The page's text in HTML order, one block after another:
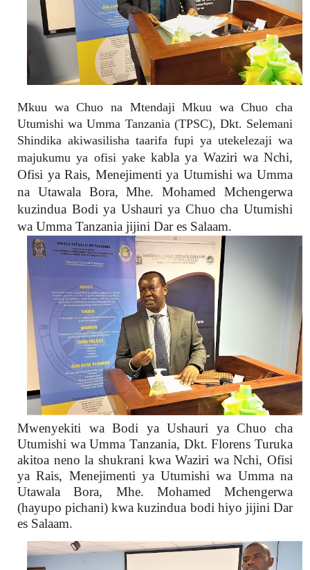
Mkuu wa Chuo na Mtendaji Mkuu wa Chuo cha
Utumishi wa Umma Tanzania (TPSC), Dkt. Selemani
Shindika akiwasilisha taarifa fupi ya utekelezaji wa
majukumu ya ofisi yake kabla ya Waziri wa Nchi,
Ofisi ya Rais, Menejimenti ya Utumishi wa Umma
na Utawala Bora, Mhe. Mohamed Mchengerwa
kuzindua Bodi ya Ushauri ya Chuo cha Utumishi
wa Umma Tanzania jijini Dar es Salaam.
Mwenyekiti wa Bodi ya Ushauri ya Chuo cha
Utumishi wa Umma Tanzania, Dkt. Florens Turuka
akitoa neno la shukrani kwa Waziri wa Nchi, Ofisi
ya Rais, Menejimenti ya Utumishi wa Umma na
Utawala Bora, Mhe. Mohamed Mchengerwa
(hayupo pichani) kwa kuzindua bodi hiyo jijini Dar
es Salaam.